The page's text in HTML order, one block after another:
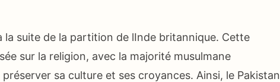
la suite de la partition de lInde britannique. Cette
sur la religion, avec la majorité musulmane
sa culture et ses croyances. Ainsi, le Pakistan